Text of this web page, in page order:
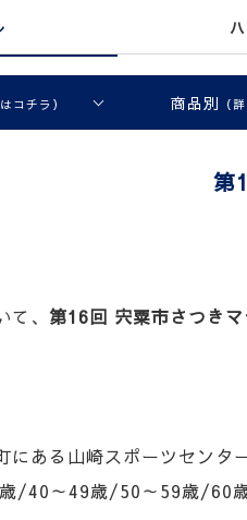
コチラ） 商品別 （
第
、 第16回 宍粟市さつきマ
にある山崎スポーツセンタ
/40～49歳/50～59歳/60歳